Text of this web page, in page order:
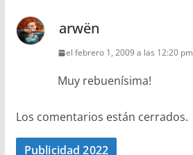
arwën
el febrero 1, 2009 a las 12:20 pm
Muy rebuenísima!
Los comentarios están cerrados.
Publicidad 2022